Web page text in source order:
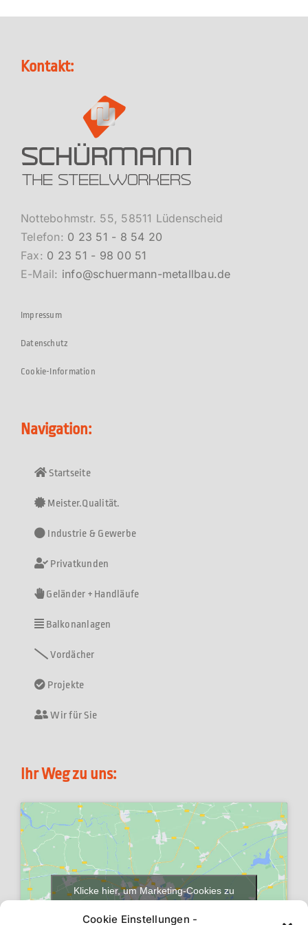
Cookie Einstellungen -
Kontakt:
Nottebohmstr. 55, 58511 Lüdenscheid
Telefon: 0 23 51 - 8 54 20
Fax: 0 23 51 - 98 00 51
E-Mail: info@schuermann-metallbau.de
Impressum
Datenschutz
Cookie-Information
Navigation:
Startseite
Meister.Qualität.
Industrie & Gewerbe
Privatkunden
Geländer + Handläufe
Balkonanlagen
Vordächer
Projekte
Wir für Sie
Ihr Weg zu uns:
Klicke hier, um Marketing-Cookies zu